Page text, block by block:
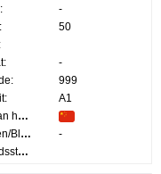
-
50
-
999
A1
Land van herkomst:
Knoppen/Bloemen:
-
Rijpheidsstadium: